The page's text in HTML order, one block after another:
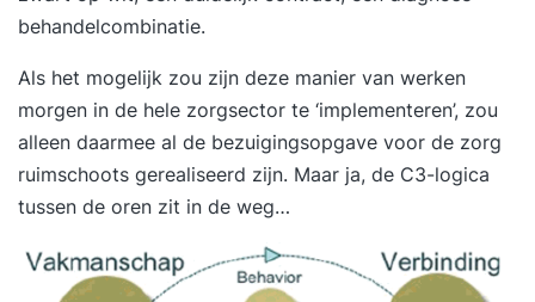
behandelcombinatie.
Als het mogelijk zou zijn deze manier van werken
morgen in de hele zorgsector te ‘implementeren’, zou
alleen daarmee al de bezuigingsopgave voor de zorg
ruimschoots gerealiseerd zijn. Maar ja, de C3-logica
tussen de oren zit in de weg…